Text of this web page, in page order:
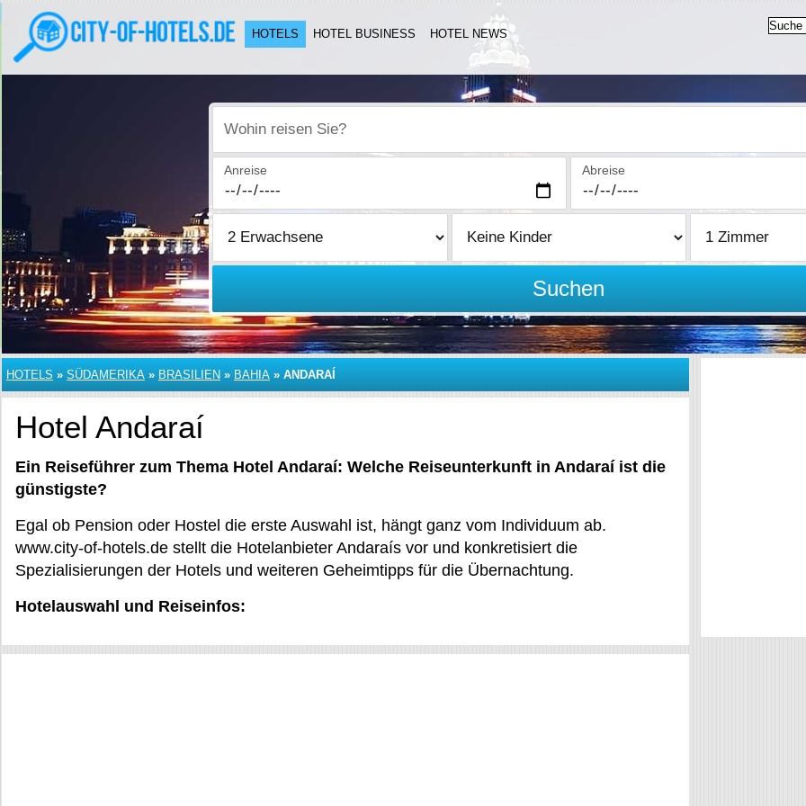
HOTELS HOTEL BUSINESS HOTEL NEWS
Wohin reisen Sie?
Anreise Abreise
Suchen
HOTELS » SÜDAMERIKA » BRASILIEN » BAHIA » ANDARAÍ
Hotel Andaraí
Ein Reiseführer zum Thema Hotel Andaraí: Welche Reiseunterkunft in Andaraí ist die
günstigste?
Egal ob Pension oder Hostel die erste Auswahl ist, hängt ganz vom Individuum ab.
www.city-of-hotels.de stellt die Hotelanbieter Andaraís vor und konkretisiert die
Spezialisierungen der Hotels und weiteren Geheimtipps für die Übernachtung.
Hotelauswahl und Reiseinfos: